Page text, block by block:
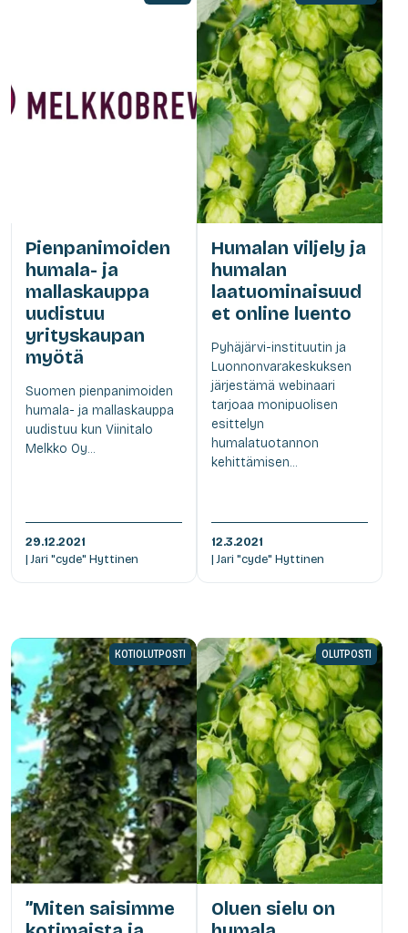
Pienpanimoiden
humala- ja
mallaskauppa
uudistuu
yrityskaupan
myötä
Suomen pienpanimoiden
humala- ja mallaskauppa
uudistuu kun Viinitalo
Melkko Oy...
29.12.2021
| Jari "cyde" Hyttinen
Humalan viljely ja
humalan
laatuominaisuud
et online luento
Pyhäjärvi-instituutin ja
Luonnonvarakeskuksen
järjestämä webinaari
tarjoaa monipuolisen
esittelyn
humalatuotannon
kehittämisen...
12.3.2021
| Jari "cyde" Hyttinen
KOTIOLUTPOSTI
”Miten saisimme
OLUTPOSTI
Oluen sielu on